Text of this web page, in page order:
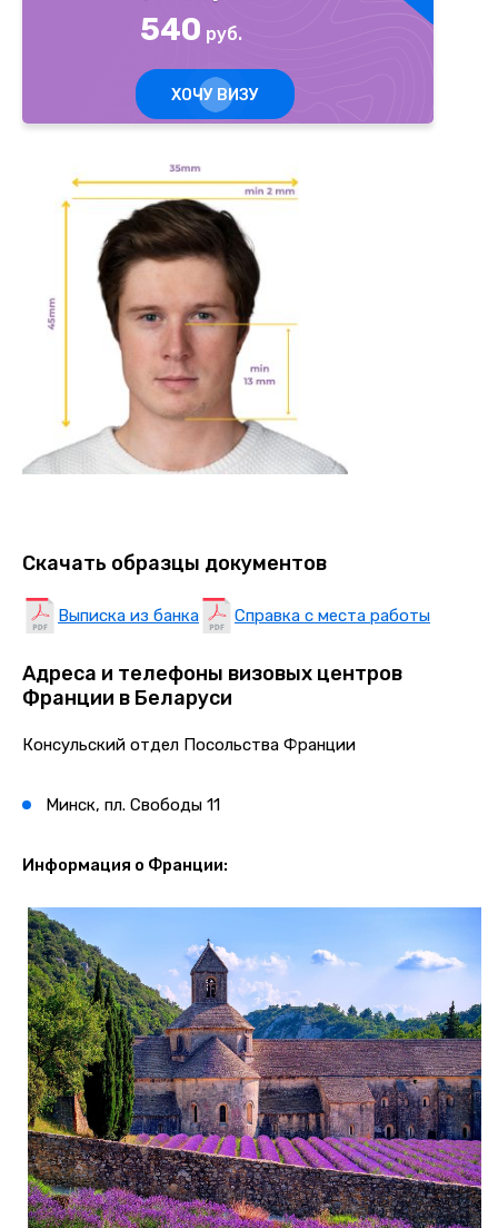
540 руб.
ХОЧУ ВИЗУ
Скачать образцы документов
Выписка из банка Справка с места работы
Адреса и телефоны визовых центров
Франции в Беларуси
Консульский отдел Посольства Франции
Минск, пл. Свободы 11
Информация о Франции: